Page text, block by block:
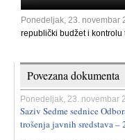
Ponedeljak, 23. novembar
republički budžet i
Povezana dokumenta
Ponedeljak, 23. novembar
Saziv Sedme sednice
trošenja javnih sredstava –